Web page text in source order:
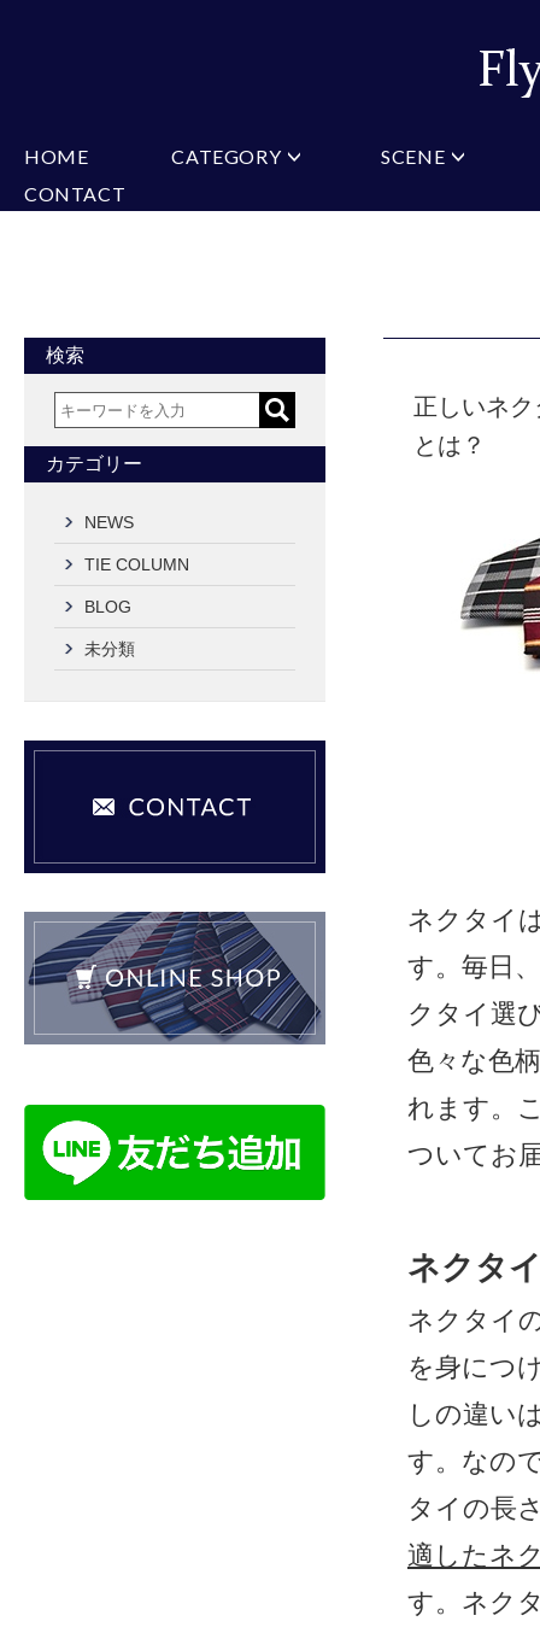
HOME CATEGORY
VARIATION
Accessories
タイピン
チーフ
カフス
財布
SCENE
ミチコロンドン
CONTACT
正しいネ
とは？
ネクタイ
す。毎日
クタイ選
色々な色
れます。
ついてお
ネクタ
ネクタイ
を身につ
しの違い
す。なの
タイの長
適したネ
す。ネク
検索
カテゴリー
NEWS
TIE COLUMN
BLOG
未分類